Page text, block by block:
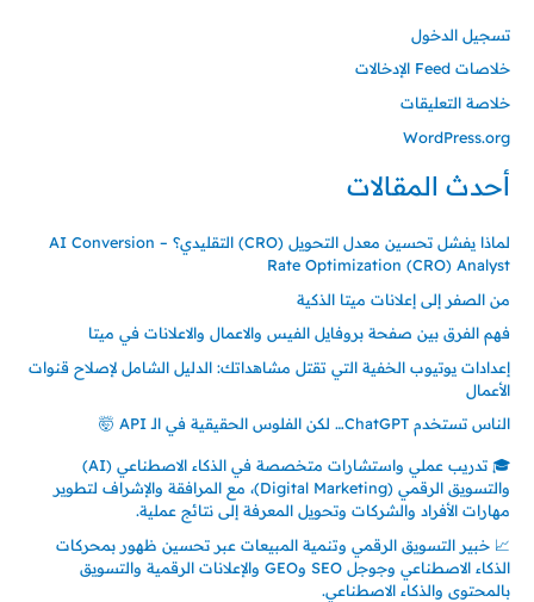
تسجيل الدخول
خلاصات Feed الإدخالات
خلاصة التعليقات
WordPress.org
أحدث المقالات
لماذا يفشل تحسين معدل التحويل (CRO) التقليدي؟ – AI Conversion
Rate Optimization (CRO) Analyst
من الصفر إلى إعلانات ميتا الذكية
فهم الفرق بين صفحة بروفايل الفيس والاعمال والاعلانات في ميتا
إعدادات يوتيوب الخفية التي تقتل مشاهداتك: الدليل الشامل لإصلاح قنوات
الأعمال
الناس تستخدم ChatGPT… لكن الفلوس الحقيقية في الـ API 🤯
🎓 تدريب عملي واستشارات متخصصة في الذكاء الاصطناعي (AI)
والتسويق الرقمي (Digital Marketing)، مع المرافقة والإشراف لتطوير
مهارات الأفراد والشركات وتحويل المعرفة إلى نتائج عملية.
📈 خبير التسويق الرقمي وتنمية المبيعات عبر تحسين ظهور بمحركات
الذكاء الاصطناعي وجوجل SEO وGEO والإعلانات الرقمية والتسويق
بالمحتوى والذكاء الاصطناعي.